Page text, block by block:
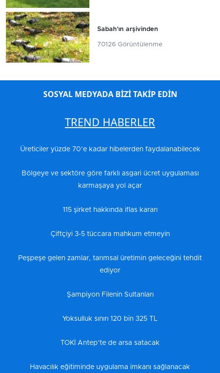
Sabah'ın arşivinden
70126 Görüntülenme
SOSYAL MEDYADA BİZİ TAKİP EDİN
TREND HABERLER
Üreticiler yüzde 70’e kadar hibelerden faydalanabilecek
Bölgeye ve sektöre göre farklı asgari ücret uygulaması
karmaşaya yol açar
115 şirket hakkında iflas kararı
Çiftçiyi 3-5 tüccara mahkum etmeyin
Peşpeşe gelen zamlar, tarımsal üretimin geleceğini tehdit
ediyor
Şampiyon Filenin Sultanları
Yoksulluk sınırı 120 bin 325 TL
TOKİ Antep’te de arsa satacak
Havacılık eğitiminde uygulama imkanı sağlanacak